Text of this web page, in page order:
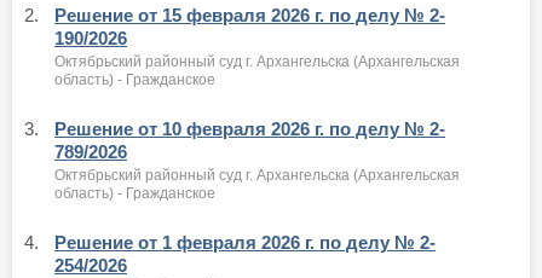
2.
Решение от 15 февраля 2026 г. по делу № 2-
190/2026
Октябрьский районный суд г. Архангельска (Архангельская
область) - Гражданское
3.
Решение от 10 февраля 2026 г. по делу № 2-
789/2026
Октябрьский районный суд г. Архангельска (Архангельская
область) - Гражданское
4.
Решение от 1 февраля 2026 г. по делу № 2-
254/2026